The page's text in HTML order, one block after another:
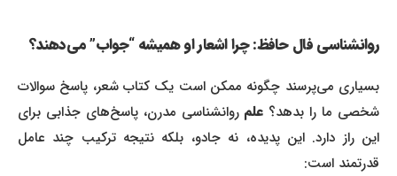
روانشناسی فال حافظ: چرا اشعار او همیشه “جواب” می‌دهند؟
بسیاری می‌پرسند چگونه ممکن است یک کتاب شعر، پاسخ سوالات
شخصی ما را بدهد؟علمروانشناسی مدرن، پاسخ‌های جذابی برای
این راز دارد. این پدیده، نه جادو، بلکه نتیجه ترکیب چند عامل
قدرتمند است: